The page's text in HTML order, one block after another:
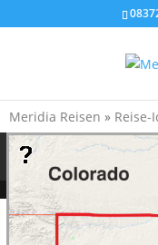
Meridia Reisen » Reise-